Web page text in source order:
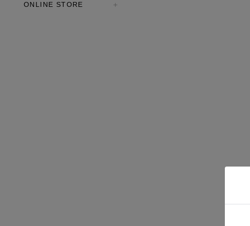
ONLINE STORE